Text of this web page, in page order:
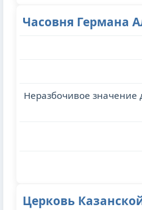
Часовня Германа
Неразбочивое значение
Церковь